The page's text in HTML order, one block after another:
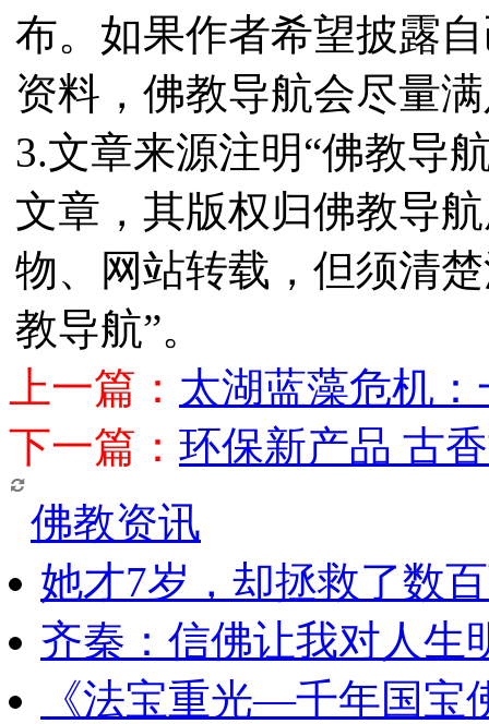
布。如果作者希望披露
资料，佛教导航会尽量
3.文章来源注明“佛教导
文章，其版权归佛教导
物、网站转载，但须清
教导航”。
上一篇： 太湖蓝藻危机
下一篇： 环保新产品 古
佛教资讯
她才7岁，却拯救了数
齐秦：信佛让我对人生
《法宝重光—千年国宝